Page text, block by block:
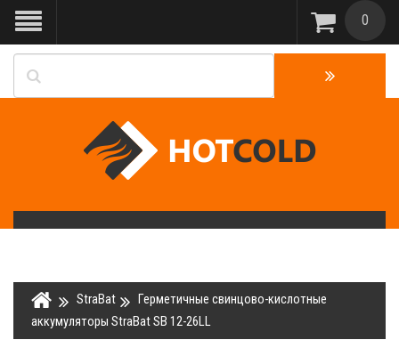
0
StraBat
Герметичные свинцово-кислотные
аккумуляторы StraBat SB 12-26LL